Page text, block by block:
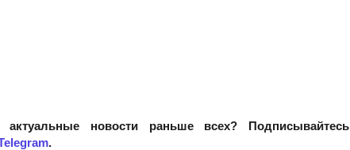
новости раньше всех? Подписывайтесь
.